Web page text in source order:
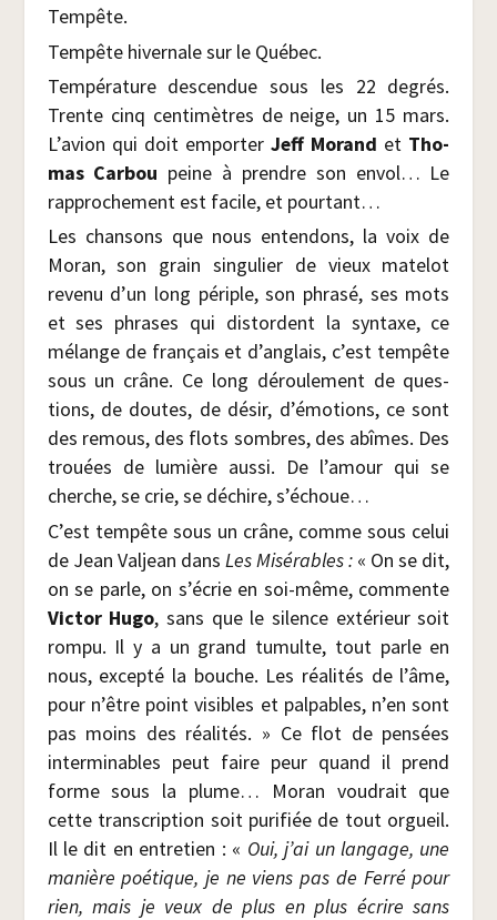
Tem­pête.
Tem­pête hiver­nale sur le Québec.
Tem­pé­ra­ture des­cen­due sous les 22 degrés.
Trente cinq cen­ti­mètres de neige, un 15 mars.
L’avion qui doit empor­terJeff Morand et Tho­
mas Car­bou peine à prendre son envol… Le
rap­pro­che­ment est facile, et pourtant…
Les chan­sons que nous enten­dons, la voix de
Moran, son grain sin­gu­lier de vieux mate­lot
reve­nu d’un long périple, son phra­sé, ses mots
et ses phrases qui dis­tordent la syn­taxe, ce
mélange de fran­çais et d’anglais, c’est tem­pête
sous un crâne. Ce long dérou­le­ment de ques­
tions, de doutes, de désir, d’émotions, ce sont
des remous, des flots sombres, des abîmes. Des
trouées de lumière aus­si. De l’amour qui se
cherche, se crie, se déchire, s’échoue…
C’est tem­pête sous un crâne, comme sous celui
de Jean Val­jean dans Les Misé­rables : « On se dit,
on se parle, on s’é­crie en soi-même, com­mente
Vic­tor Hugo, sans que le silence exté­rieur soit
rom­pu. Il y a un grand tumulte, tout parle en
nous, excep­té la bouche. Les réa­li­tés de l’âme,
pour n’être point visibles et pal­pables, n’en sont
pas moins des réa­li­tés. » Ce flot de pen­sées
inter­mi­nables peut faire peur quand il prend
forme sous la plume… Moran vou­drait que
cette trans­crip­tion soit puri­fiée de tout orgueil.
Il le dit en entre­tien : « Oui, j’ai un lan­gage, une
manière poé­tique, je ne viens pas de Fer­ré pour
rien, mais je veux de plus en plus écrire sans